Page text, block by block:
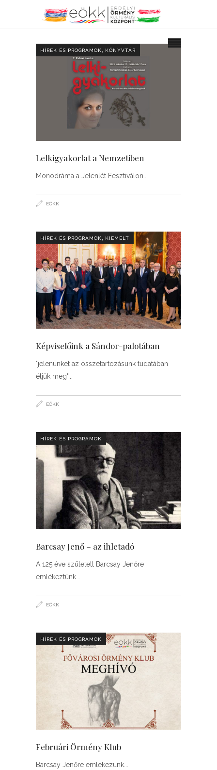
HÍREK ÉS PROGRAMOK KÖNYVTÁR
Lelkigyakorlat a Nemzetiben
Monodráma a Jelenlét Fesztiválon
EÖKK
HÍREK ÉS PROGRAMOK KIEMELT
Képviselőink a Sándor-palotában
"jelenünket az összetartozásunk tudatában
éljük meg"
EÖKK
HÍREK ÉS PROGRAMOK
Barcsay Jenő – az ihletadó
A 125 éve született Barcsay Jenőre
emlékeztünk
EÖKK
HÍREK ÉS PROGRAMOK
Februári Örmény Klub
Barcsay Jenőre emlékezünk